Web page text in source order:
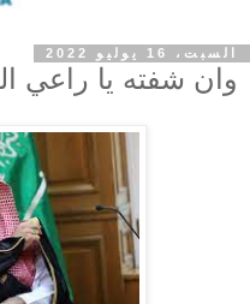
السبت، 16 يوليو 2022
وان شفته يا راعي